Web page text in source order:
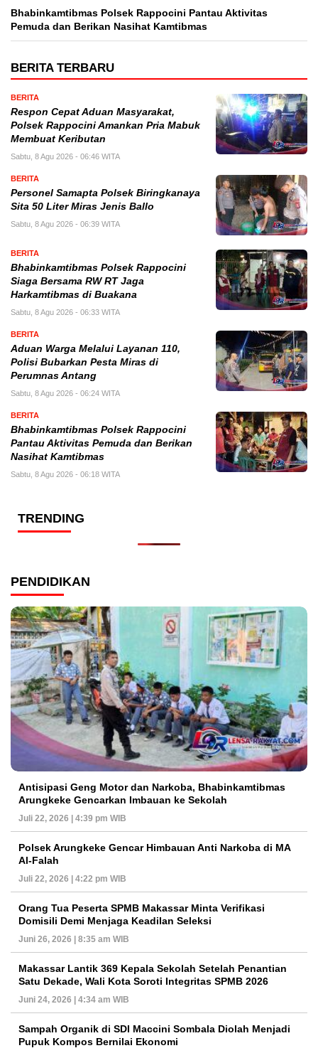
Bhabinkamtibmas Polsek Rappocini Pantau Aktivitas
Pemuda dan Berikan Nasihat Kamtibmas
BERITA TERBARU
BERITA
Respon Cepat Aduan Masyarakat,
Polsek Rappocini Amankan Pria Mabuk
Membuat Keributan
Sabtu, 8 Agu 2026 - 06:46 WITA
BERITA
Personel Samapta Polsek Biringkanaya
Sita 50 Liter Miras Jenis Ballo
Sabtu, 8 Agu 2026 - 06:39 WITA
BERITA
Bhabinkamtibmas Polsek Rappocini
Siaga Bersama RW RT Jaga
Harkamtibmas di Buakana
Sabtu, 8 Agu 2026 - 06:33 WITA
BERITA
Aduan Warga Melalui Layanan 110,
Polisi Bubarkan Pesta Miras di
Perumnas Antang
Sabtu, 8 Agu 2026 - 06:24 WITA
BERITA
Bhabinkamtibmas Polsek Rappocini
Pantau Aktivitas Pemuda dan Berikan
Nasihat Kamtibmas
Sabtu, 8 Agu 2026 - 06:18 WITA
TRENDING
PENDIDIKAN
Antisipasi Geng Motor dan Narkoba, Bhabinkamtibmas
Arungkeke Gencarkan Imbauan ke Sekolah
Juli 22, 2026 | 4:39 pm WIB
Polsek Arungkeke Gencar Himbauan Anti Narkoba di MA
Al-Falah
Juli 22, 2026 | 4:22 pm WIB
Orang Tua Peserta SPMB Makassar Minta Verifikasi
Domisili Demi Menjaga Keadilan Seleksi
Juni 26, 2026 | 8:35 am WIB
Makassar Lantik 369 Kepala Sekolah Setelah Penantian
Satu Dekade, Wali Kota Soroti Integritas SPMB 2026
Juni 24, 2026 | 4:34 am WIB
Sampah Organik di SDI Maccini Sombala Diolah Menjadi
Pupuk Kompos Bernilai Ekonomi